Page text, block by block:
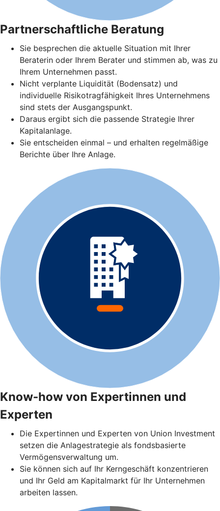
Partnerschaftliche Beratung
Sie besprechen die aktuelle Situation mit Ihrer
Beraterin oder Ihrem Berater und stimmen ab, was zu
Ihrem Unternehmen passt.
Nicht verplante Liquidität (Bodensatz) und
individuelle Risikotragfähigkeit Ihres Unternehmens
sind stets der Ausgangspunkt.
Daraus ergibt sich die passende Strategie Ihrer
Kapitalanlage.
Sie entscheiden einmal – und erhalten regelmäßige
Berichte über Ihre Anlage.
Know-how von Expertinnen und
Experten
Die Expertinnen und Experten von Union Investment
setzen die Anlagestrategie als fondsbasierte
Vermögensverwaltung um.
Sie können sich auf Ihr Kerngeschäft konzentrieren
und Ihr Geld am Kapitalmarkt für Ihr Unternehmen
arbeiten lassen.